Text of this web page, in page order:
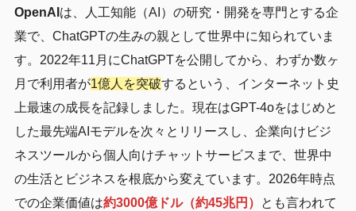
OpenAI は、人工知能（AI）の研究・開発を専門とする企
業で、ChatGPTの生みの親として世界中に知られていま
す。2022年11月にChatGPTを公開してから、わずか数ヶ
月で利用者が1億人を突破するという、インターネット史
上最速の成長を記録しました。現在はGPT-4oをはじめと
した最先端AIモデルを次々とリリースし、企業向けビジ
ネスツールから個人向けチャットサービスまで、世界中
の生活とビジネスを根底から変えています。2026年時点
での企業価値は約3000億ドル（約45兆円）
とも言われて